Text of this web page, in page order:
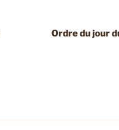
Ordre du jour